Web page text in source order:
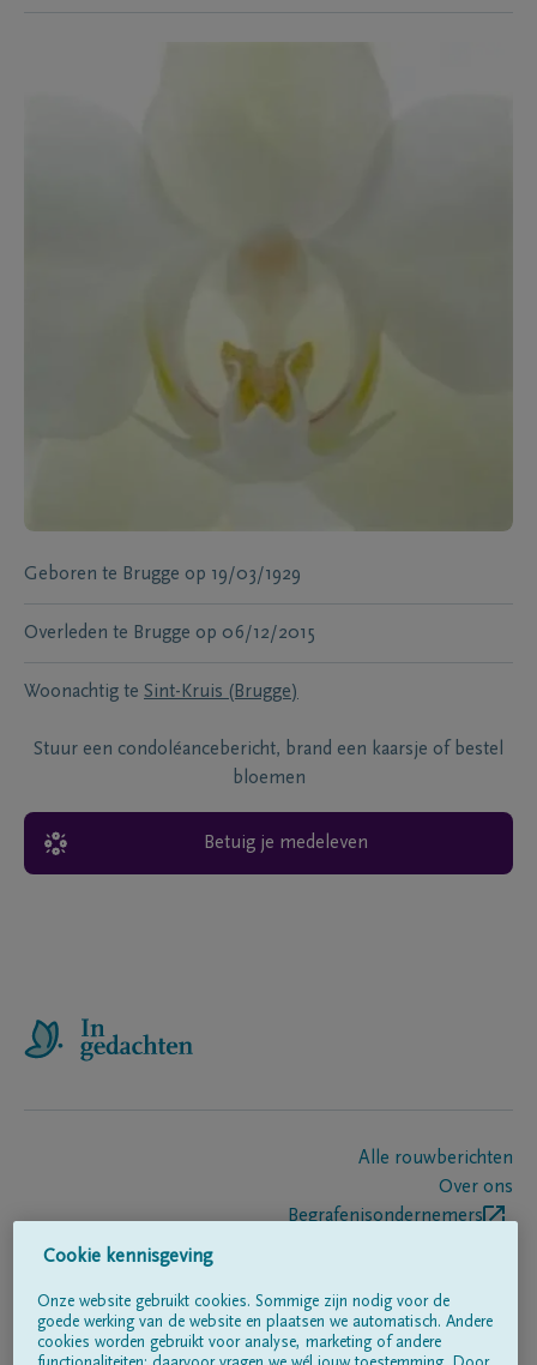
Geboren te Brugge op 19/03/1929
Overleden te Brugge op 06/12/2015
Woonachtig te Sint-Kruis (Brugge)
Stuur een condoléancebericht, brand een kaarsje of bestel
bloemen
Betuig je medeleven
Alle rouwberichten
Over ons
Begrafenisondernemers
Volg ons op
Cookie kennisgeving
Onze website gebruikt cookies. Sommige zijn nodig voor de
goede werking van de website en plaatsen we automatisch. Andere
cookies worden gebruikt voor analyse, marketing of andere